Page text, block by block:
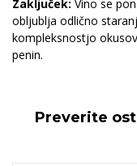
Zaključek: Vino se
obljublja odlično
kompleksnostjo
penin.
Preverite